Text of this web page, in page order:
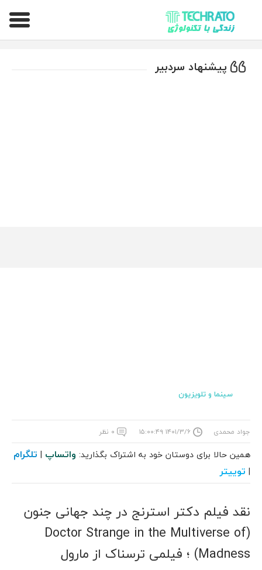
تکراتو – زندگی با تکنولوژی
پیشنهاد سردبیر
سینما و تلویزیون
جواد محمدی ۱۴۰۱/۳/۶ ۱۵:۰۰:۴۹ ۰ نظر
همین حالا برای دوستان خود به اشتراک بگذارید: واتساپ | تلگرام
| توییتر
نقد فیلم دکتر استرنج در چند جهانی جنون
(Doctor Strange in the Multiverse of
Madness) ؛ فیلمی ترسناک از مارول